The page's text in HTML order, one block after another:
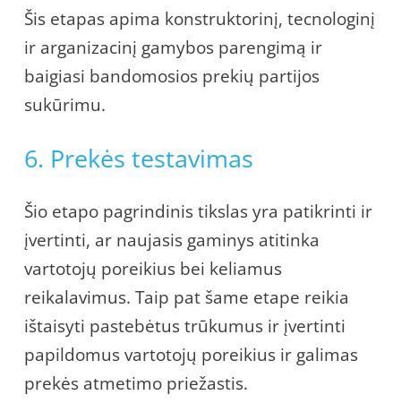
Šis etapas apima konstruktorinį, tecnologinį
ir arganizacinį gamybos parengimą ir
baigiasi bandomosios prekių partijos
sukūrimu.
6. Prekės testavimas
Šio etapo pagrindinis tikslas yra patikrinti ir
įvertinti, ar naujasis gaminys atitinka
vartotojų poreikius bei keliamus
reikalavimus. Taip pat šame etape reikia
ištaisyti pastebėtus trūkumus ir įvertinti
papildomus vartotojų poreikius ir galimas
prekės atmetimo priežastis.